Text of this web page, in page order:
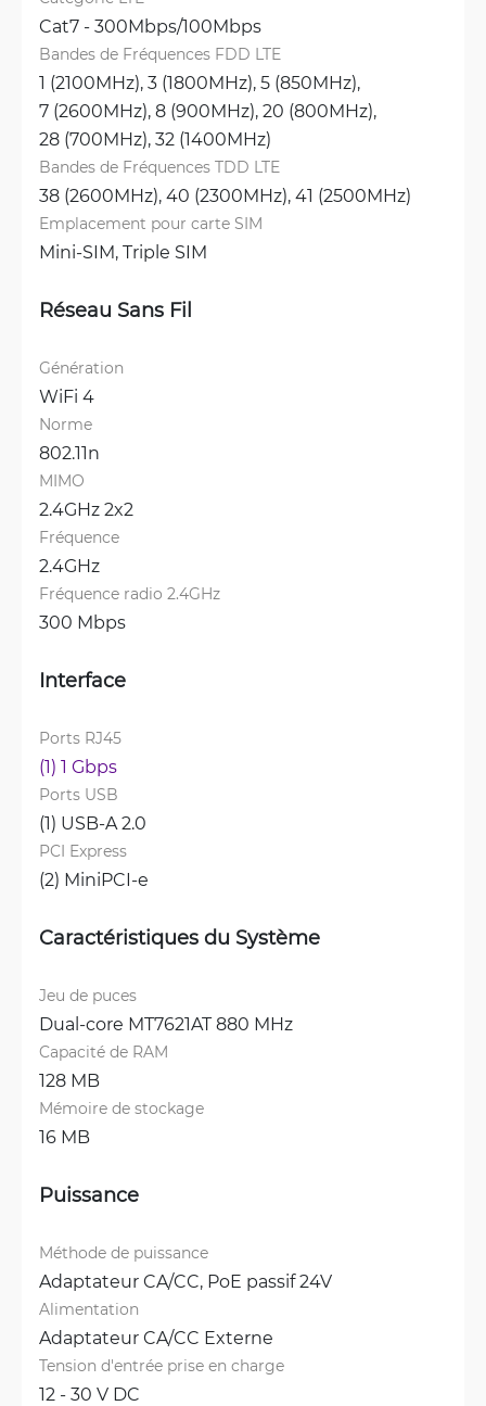
Cat7 - 300Mbps/100Mbps
Bandes de Fréquences FDD LTE
1 (2100MHz), 3 (1800MHz), 5 (850MHz),
7 (2600MHz), 8 (900MHz), 20 (800MHz),
28 (700MHz), 32 (1400MHz)
Bandes de Fréquences TDD LTE
38 (2600MHz), 40 (2300MHz), 41 (2500MHz)
Emplacement pour carte SIM
Mini-SIM, Triple SIM
Réseau Sans Fil
Génération
WiFi 4
Norme
802.11n
MIMO
2.4GHz 2x2
Fréquence
2.4GHz
Fréquence radio 2.4GHz
300 Mbps
Interface
Ports RJ45
(1) 1 Gbps
Ports USB
(1) USB-A 2.0
PCI Express
(2) MiniPCI-e
Caractéristiques du Système
Jeu de puces
Dual-core MT7621AT 880 MHz
Capacité de RAM
128 MB
Mémoire de stockage
16 MB
Puissance
Méthode de puissance
Adaptateur CA/CC, PoE passif 24V
Alimentation
Adaptateur CA/CC Externe
Tension d'entrée prise en charge
12 - 30 V DC